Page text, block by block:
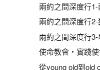
兩約之間深度行
兩約之間深度行
兩約之間深度行
使命教會‧實踐使
從young old到old